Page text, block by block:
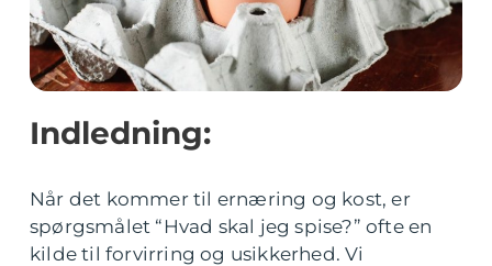
Indledning:
Når det kommer til ernæring og kost, er
spørgsmålet “Hvad skal jeg spise?” ofte en
kilde til forvirring og usikkerhed. Vi